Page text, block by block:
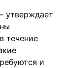
утверждает
течение
и